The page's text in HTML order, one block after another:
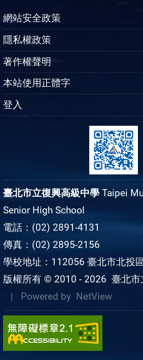
網站安全政策
隱私權政策
著作權聲明
本站使用正體字
登入
臺北市立復興高級中學 Taipei
Senior High School
電話：(02) 2891-4131
傳真：(02) 2895-2156
學校地址：112056 臺北市北投
版權所有 © 2010 - 2026 臺北
| Powered by NetView